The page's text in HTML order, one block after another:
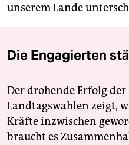
unserem Lande
Die Engagierten
Der drohende Erfolg
Landtagswahlen zeigt,
Kräfte inzwischen
braucht es